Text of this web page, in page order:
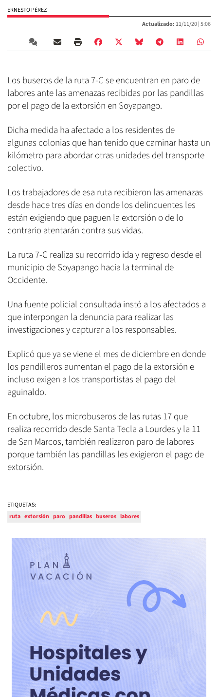
ERNESTO PÉREZ
Actualizado: 11/11/20 |5:06
Los buseros de la ruta 7-C se encuentran en paro de
labores ante las amenazas recibidas por las pandillas
por el pago de la extorsión en Soyapango.
Dicha medida ha afectado a los residentes de
algunas colonias que han tenido que caminar hasta un
kilómetro para abordar otras unidades del transporte
colectivo.
Los trabajadores de esa ruta recibieron las amenazas
desde hace tres días en donde los delincuentes les
están exigiendo que paguen la extorsión o de lo
contrario atentarán contra sus vidas.
La ruta 7-C realiza su recorrido ida y regreso desde el
municipio de Soyapango hacia la terminal de
Occidente.
Una fuente policial consultada instó a los afectados a
que interpongan la denuncia para realizar las
investigaciones y capturar a los responsables.
Explicó que ya se viene el mes de diciembre en donde
los pandilleros aumentan el pago de la extorsión e
incluso exigen a los transportistas el pago del
aguinaldo.
En octubre, los microbuseros de las rutas 17 que
realiza recorrido desde Santa Tecla a Lourdes y la 11
de San Marcos, también realizaron paro de labores
porque también las pandillas les exigieron el pago de
extorsión.
ETIQUETAS:
ruta extorsión paro pandillas buseros labores